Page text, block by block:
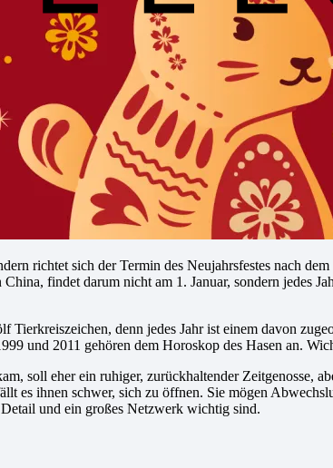
richtet sich der Termin des Neujahrsfestes nach
findet darum nicht am 1. Januar, sondern jedes
Tierkreiszeichen, denn jedes Jahr ist einem davon
und 2011 gehören dem Horoskop des Hasen an.
soll eher ein ruhiger, zurückhaltender Zeitgenosse,
es ihnen schwer, sich zu öffnen. Sie mögen
und ein großes Netzwerk wichtig sind.